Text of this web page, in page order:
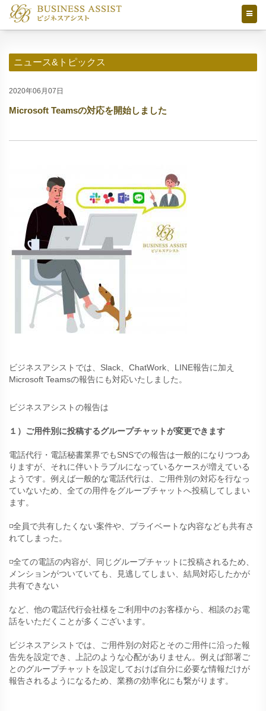
ニュース&トピックス
2020年06月07日
Microsoft Teamsの対応を開始しました
ビジネスアシストでは、Slack、ChatWork、LINE報告に加え
Microsoft Teamsの報告にも対応いたしました。
ビジネスアシストの報告は
１）ご用件別に投稿するグループチャットが変更できます
電話代行・電話秘書業界でもSNSでの報告は一般的になりつつあ
りますが、それに伴いトラブルになっているケースが増えている
ようです。例えば一般的な電話代行は、ご用件別の対応を行なっ
ていないため、全ての用件をグループチャットへ投稿してしまい
ます。
◽️全員で共有したくない案件や、プライベートな内容なども共有さ
れてしまった。
◽️全ての電話の内容が、同じグループチャットに投稿されるため、
メンションがついていても、見逃してしまい、結局対応したかが
共有できない
など、他の電話代行会社様をご利用中のお客様から、相談のお電
話をいただくことが多くございます。
ビジネスアシストでは、ご用件別の対応とそのご用件に沿った報
告先を設定でき、上記のような心配がありません。例えば部署ご
とのグループチャットを設定しておけば自分に必要な情報だけが
報告されるようになるため、業務の効率化にも繋がります。